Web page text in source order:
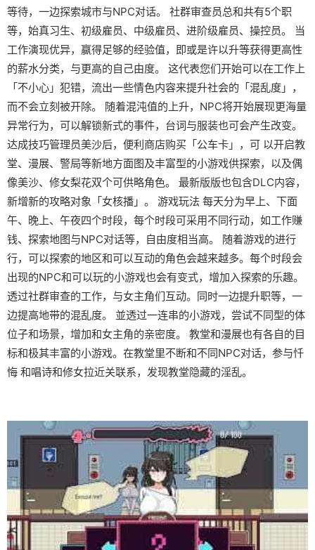
等待，一边探索城市与NPC对话。 社群审查员总和共有5个职
等，始真习生、初级雇员、中级雇员、进阶级雇员、操控员。 当
工作演现优异，赢得足够的经验值，即或是许以升等获得更高性
的薪水分类，与更高的自己由度。 这代表您们开始可以在工作上
「不小心」犯错，流出一些情色内容来提升社会的「混乱度」，
而不会立刻被开除。 随着混沌值的上升，NPC将开始展现更海量
异常行为，可以解锁新式的事件，台词与服装也可会产生改变。
达成技巧管理员美沙后，便利商店购买「公车卡」，可 以开启教
堂、漫展、警局等新地方面图及丰富型的小游戏供探索，以及偶
像美沙、修女梨花双个可供略角色。 最新版版也包含DLC内容，
新增新的攻略对象「女核播」。 游戏玩法 每天分为早上、下面
午、晚上、午夜四个时段，每个时段可采用不同行动，如工作赚
钱、探索地图与NPC对话等，自由度相当高。 随着游戏的进行
行，可以探索的地区和可以互动的角色会越来越多。每个时段会
出现的NPC和可以玩的小游戏也会有变式，增加入探索的乐趣。
透过社群审查的工作，与女主角们互动。同时一边提升职等，一
边提高地带的混乱度。 並透过一连串的小游戏，尝试不同型的体
位子和场景，增加和女主角的亲密度。 教堂和漫展也有各自的目
标和极其丰富的小游戏。在教堂里不断和不同NPC对话，参与忏
悔 和唱诗和修女拉近关联系，发现教堂隐藏的淫乱。